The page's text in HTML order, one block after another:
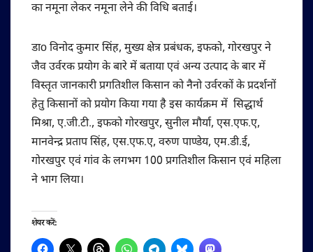
का नमूना लेकर नमूना लेने की विधि बताई।
डाo विनोद कुमार सिंह, मुख्य क्षेत्र प्रबंधक, इफको, गोरखपुर ने
जैव उर्वरक प्रयोग के बारे में बताया एवं अन्य उत्पाद के बार में
विस्तृत जानकारी प्रगतिशील किसान को नैनो उर्वरकों के प्रदर्शनों
हेतु किसानों को प्रयोग किया गया है इस कार्यक्रम में सिद्धार्थ
मिश्रा, ए.जी.टी., इफको गोरखपुर, सुनील मौर्या, एस.एफ.ए,
मानवेन्द्र प्रताप सिंह, एस.एफ.ए, वरुण पाण्डेय, एम.डी.ई,
गोरखपुर एवं गांव के लगभग 100 प्रगतिशील किसान एवं महिला
ने भाग लिया।
शेयर करें: